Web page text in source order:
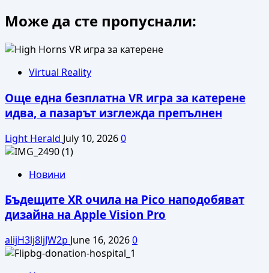
about
има
очила
с
OLED
панел
Може да сте пропуснали:
Virtual Reality
Още една безплатна VR игра за катерене
идва, а пазарът изглежда препълнен
Light Herald July 10, 20260
Новини
Бъдещите XR очила на Pico наподобяват
дизайна на Apple Vision Pro
alijH3lj8ljJW2p June 16, 20260